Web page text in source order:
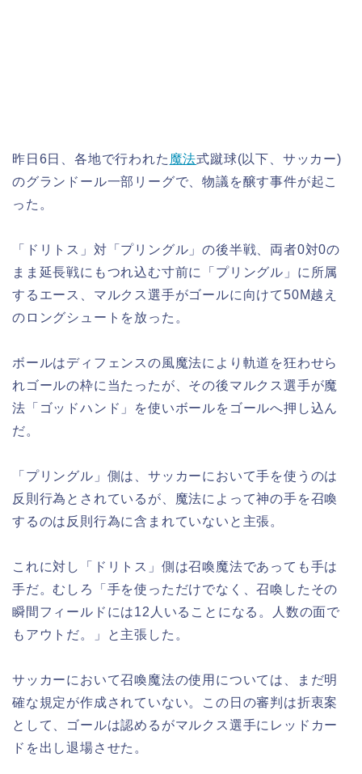
昨日6日、各地で行われた 魔法式蹴球(以下、サッカー)
のグランドール一部リーグで、物議を醸す事件が起こ
った。
「ドリトス」対「プリングル」の後半戦、両者0対0の
まま延長戦にもつれ込む寸前に「プリングル」に所属
するエース、マルクス選手がゴールに向けて50M越え
のロングシュートを放った。
ボールはディフェンスの風魔法により軌道を狂わせら
れゴールの枠に当たったが、その後マルクス選手が魔
法「ゴッドハンド」を使いボールをゴールへ押し込ん
だ。
「プリングル」側は、サッカーにおいて手を使うのは
反則行為とされているが、魔法によって神の手を召喚
するのは反則行為に含まれていないと主張。
これに対し「ドリトス」側は召喚魔法であっても手は
手だ。むしろ「手を使っただけでなく、召喚したその
瞬間フィールドには12人いることになる。人数の面で
もアウトだ。」と主張した。
サッカーにおいて召喚魔法の使用については、まだ明
確な規定が作成されていない。この日の審判は折衷案
として、ゴールは認めるがマルクス選手にレッドカー
ドを出し退場させた。